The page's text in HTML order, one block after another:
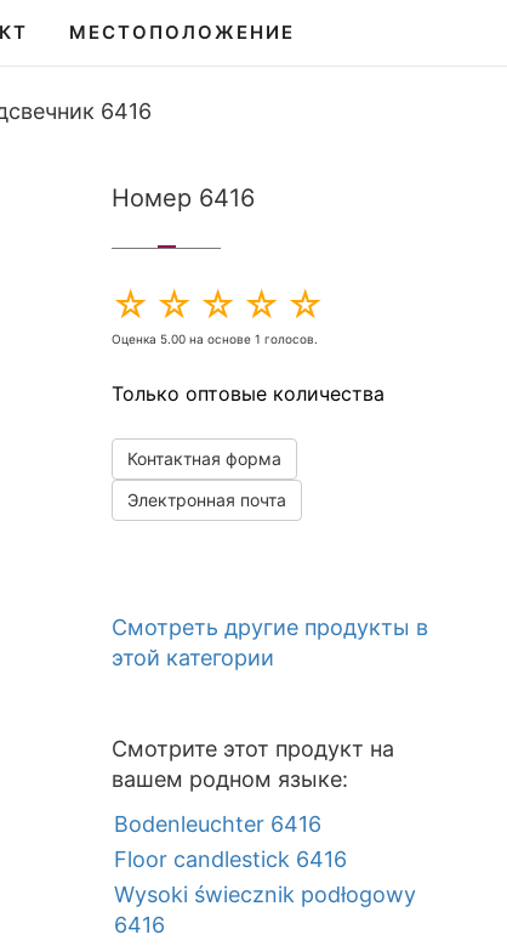
МЕСТОПОЛОЖЕНИЕ
6416
Номер 6416
Оценка 5.00 на основе1 голосов.
Только оптовые количества
Контактная форма
Электронная почта
Смотреть другие продукты в
этой категории
Смотрите этот продукт на
вашем родном языке:
Bodenleuchter 6416
Floor candlestick 6416
Wysoki świecznik podłogowy
6416